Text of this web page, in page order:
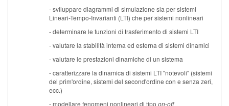
- sviluppare diagrammi di simulazione sia per sistemi
Lineari-Tempo-Invarianti (LTI) che per sistemi nonlineari
- determinare le funzioni di trasferimento di sistemi LTI
- valutare la stabilità interna ed esterna di sistemi dinamici
- valutare le prestazioni dinamiche di un sistema
- caratterizzare la dinamica di sistemi LTI "notevoli" (sistemi
del prim'ordine, sistemi del second'ordine con e senza zeri,
ecc.)
- modellare fenomeni nonlineari di tipo on-off